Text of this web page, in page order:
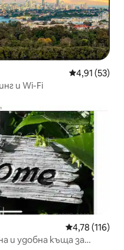
Средна
4,91 (53)
и Wi-Fi
Средна
4,78 (116)
и удобна къща за